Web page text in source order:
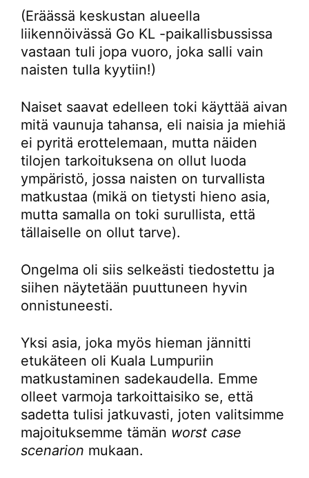
(Eräässä keskustan alueella
liikennöivässä Go KL -paikallisbussissa
vastaan tuli jopa vuoro, joka salli vain
naisten tulla kyytiin!)
Naiset saavat edelleen toki käyttää aivan
mitä vaunuja tahansa, eli naisia ja miehiä
ei pyritä erottelemaan, mutta näiden
tilojen tarkoituksena on ollut luoda
ympäristö, jossa naisten on turvallista
matkustaa (mikä on tietysti hieno asia,
mutta samalla on toki surullista, että
tällaiselle on ollut tarve).
Ongelma oli siis selkeästi tiedostettu ja
siihen näytetään puuttuneen hyvin
onnistuneesti.
Yksi asia, joka myös hieman jännitti
etukäteen oli Kuala Lumpuriin
matkustaminen sadekaudella. Emme
olleet varmoja tarkoittaisiko se, että
sadetta tulisi jatkuvasti, joten valitsimme
majoituksemme tämän worst case
scenarion mukaan.